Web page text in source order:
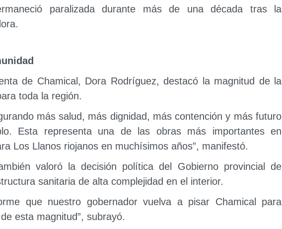
paralizada durante más de una década tras la
de Chamical, Dora Rodríguez, destacó la magnitud de la
toda la región.
más salud, más dignidad, más contención y más futuro
Esta representa una de las obras más importantes en
Los Llanos riojanos en muchísimos años”, manifestó.
valoró la decisión política del Gobierno provincial de
sanitaria de alta complejidad en el interior.
que nuestro gobernador vuelva a pisar Chamical para
esta magnitud”, subrayó.